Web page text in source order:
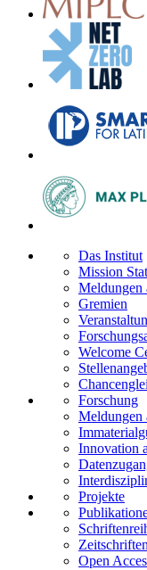
Das Institut
Mission
Meldungen
Gremien
Welcome
Forschung
Meldungen
Innovation
Projekte
Zeitschriften
Open